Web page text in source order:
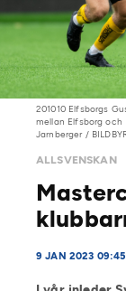
201010 Elfsborgs
mellan Elfsborg och
Jarnberger /
ALLSVENSKAN
9 JAN 2023 09:45